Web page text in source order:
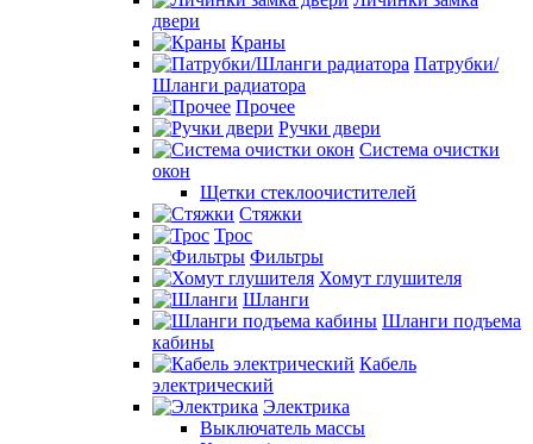
двери
Краны
Патрубки/
Шланги радиатора
Прочее
Ручки двери
Система очистки
окон
Щетки стеклоочистителей
Стяжки
Трос
Фильтры
Хомут глушителя
Шланги
Шланги подъема
кабины
Кабель
электрический
Электрика
Выключатель массы